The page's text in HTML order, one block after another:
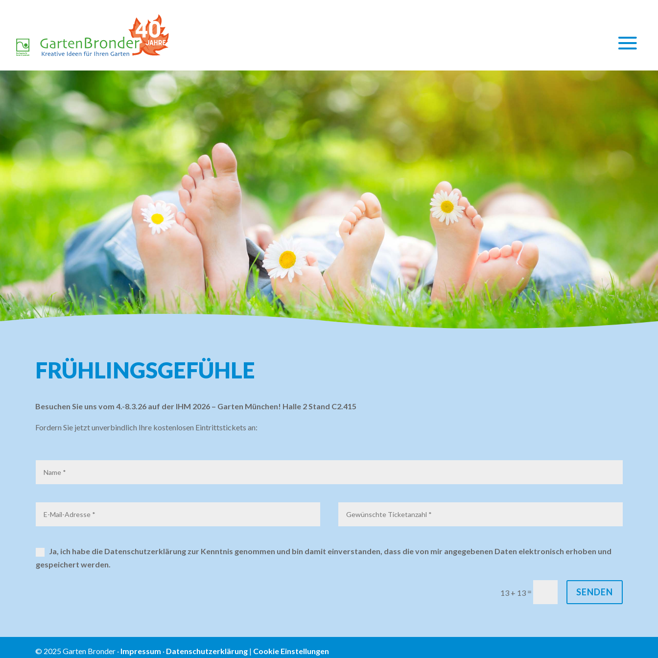
FRÜHLINGSGEFÜHLE
Besuchen Sie uns vom 4.-8.3.26 auf der IHM 2026 – Garten München! Halle 2 Stand C2.415
Fordern Sie jetzt unverbindlich Ihre kostenlosen Eintrittstickets an:
Ja, ich habe die Datenschutzerklärung zur Kenntnis genommen und bin damit einverstanden, dass die von mir angegebenen Daten elektronisch erhoben und
gespeichert werden.
13 + 13 = SENDEN
© 2025 Garten Bronder · Impressum · Datenschutzerklärung | Cookie Einstellungen